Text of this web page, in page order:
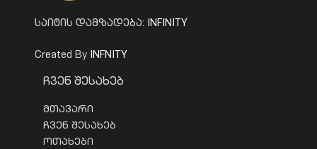
საიტის დამზადება: INFINITY
Created By INFNITY
Ჩვენ Შესახებ
მთავარი
ჩვენ შესახებ
ოთახები